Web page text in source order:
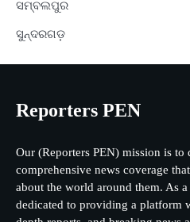
ସମ୍ବଲପୁର
ସୁନ୍ଦରଗଡ଼
Reporters PEN
Our (Reporters PEN) mission is
comprehensive news coverage
about the world around them. As
dedicated to providing a platform